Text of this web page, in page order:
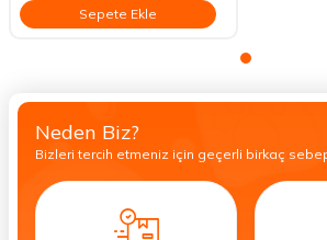
Sepete Ekle
Neden Biz?
Bizleri tercih etmeniz için geçerli birkaç